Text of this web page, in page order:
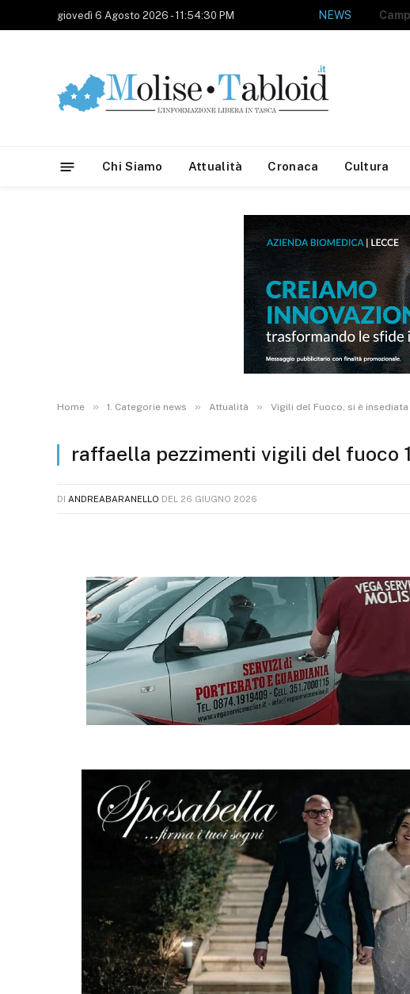
giovedì 6 Agosto 2026 - 11:54:30 PM NEWS
Chi Siamo Attualità Cronaca Cultura
Home » 1. Categorie news » Attualità » Vigili del Fuoco, si è
raffaella pezzimenti vigili del fuoco 1
DI ANDREABARANELLO DEL 26 GIUGNO 2026